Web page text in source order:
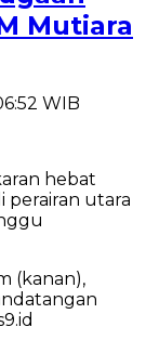
Mutiara
WIB
hebat
perairan utara